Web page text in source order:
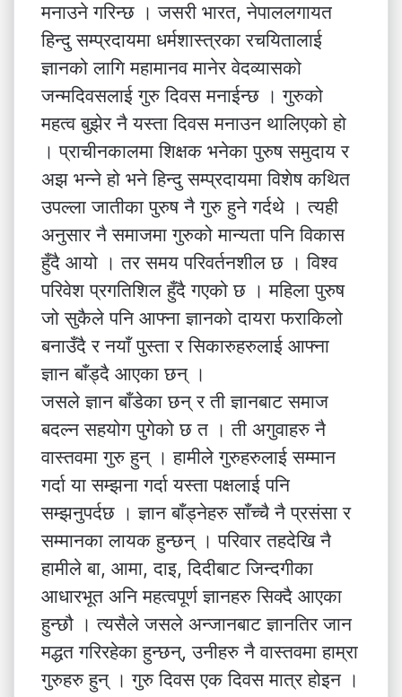
मनाउने गरिन्छ । जसरी भारत, नेपाललगायत
हिन्दु सम्प्रदायमा धर्मशास्त्रका रचयितालाई
ज्ञानको लागि महामानव मानेर वेदव्यासको
जन्मदिवसलाई गुरु दिवस मनाईन्छ । गुरुको
महत्व बुझेर नै यस्ता दिवस मनाउन थालिएको हो
। प्राचीनकालमा शिक्षक भनेका पुरुष समुदाय र
अझ भन्ने हो भने हिन्दु सम्प्रदायमा विशेष कथित
उपल्ला जातीका पुरुष नै गुरु हुने गर्दथे । त्यही
अनुसार नै समाजमा गुरुको मान्यता पनि विकास
हुँदै आयो । तर समय परिवर्तनशील छ । विश्व
परिवेश प्रगतिशिल हुँदै गएको छ । महिला पुरुष
जो सुकैले पनि आफ्ना ज्ञानको दायरा फराकिलो
बनाउँदै र नयाँ पुस्ता र सिकारुहरुलाई आफ्ना
ज्ञान बाँड्दै आएका छन् ।
जसले ज्ञान बाँडेका छन् र ती ज्ञानबाट समाज
बदल्न सहयोग पुगेको छ त । ती अगुवाहरु नै
वास्तवमा गुरु हुन् । हामीले गुरुहरुलाई सम्मान
गर्दा या सम्झना गर्दा यस्ता पक्षलाई पनि
सम्झनुपर्दछ । ज्ञान बाँड्नेहरु साँच्चै नै प्रसंसा र
सम्मानका लायक हुन्छन् । परिवार तहदेखि नै
हामीले बा, आमा, दाइ, दिदीबाट जिन्दगीका
आधारभूत अनि महत्वपूर्ण ज्ञानहरु सिक्दै आएका
हुन्छौ । त्यसैले जसले अन्जानबाट ज्ञानतिर जान
मद्धत गरिरहेका हुन्छन्, उनीहरु नै वास्तवमा हाम्रा
गुरुहरु हुन् । गुरु दिवस एक दिवस मात्र होइन ।